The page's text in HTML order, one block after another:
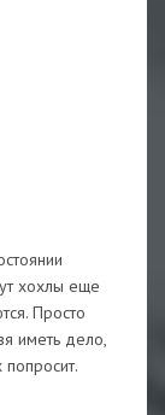
хохлы еще
Просто
иметь дело,